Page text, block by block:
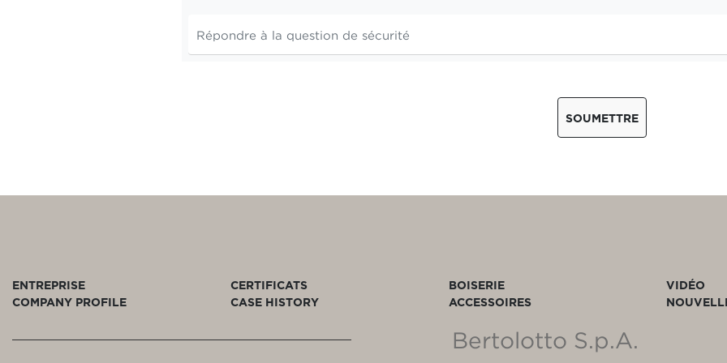
SOUMETTRE
ENTREPRISE
COMPANY PROFILE
CERTIFICATS
CASE HISTORY
BOISERIE
ACCESSOIRES
VIDÉO
Bertolotto S.p.A.